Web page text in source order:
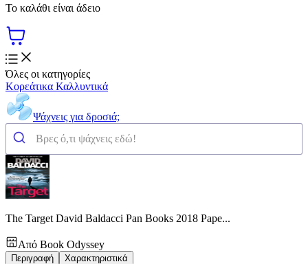
Το καλάθι είναι άδειο
Όλες οι κατηγορίες
Κορεάτικα Καλλυντικά
Ψάχνεις για δροσιά;
The Target David Baldacci Pan Books 2018 Pape...
Από Book Odyssey
Περιγραφή Χαρακτηριστικά